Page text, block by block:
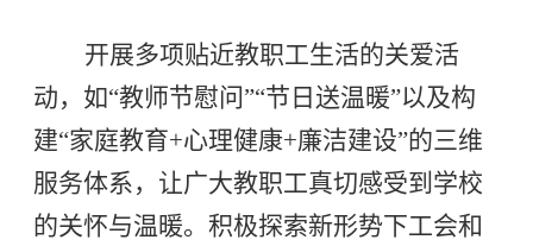
开展多项贴近教职工生活的关爱活
动，如“教师节慰问”“节日送温暖”以及构
建“家庭教育+心理健康+廉洁建设”的三维
服务体系，让广大教职工真切感受到学校
的关怀与温暖。积极探索新形势下工会和